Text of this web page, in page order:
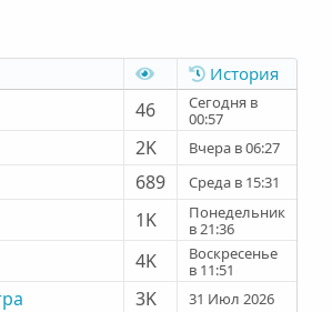
История
46
Сегодня в
00:57
2K Вчера в 06:27
689 Среда в 15:31
1K
Понедельник
в 21:36
4K
Воскресенье
в 11:51
3K 31 Июл 2026